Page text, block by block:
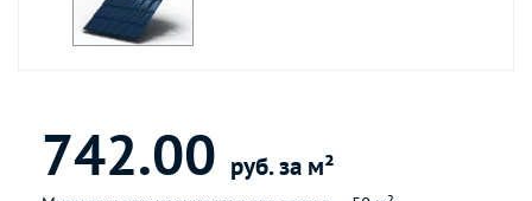
742.00 руб. за м²